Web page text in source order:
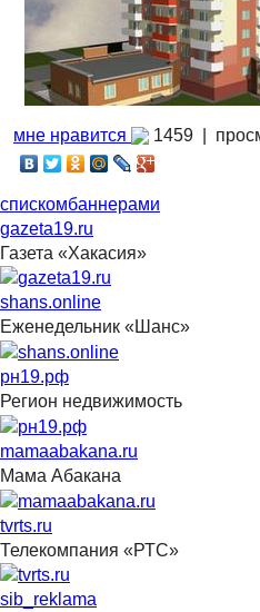
мне нравится 1459 |
спискомбаннерами
gazeta19.ru
Газета «Хакасия»
shans.online
Еженедельник «Шанс»
рн19.рф
Регион недвижимость
mamaabakana.ru
Мама Абакана
tvrts.ru
Телекомпания «РТС»
sib_reklama